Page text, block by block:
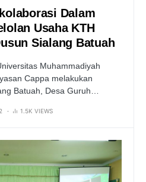
Dalam
Usaha KTH
Sialang Batuah
Muhammadiyah
Cappa melakukan
Batuah, Desa Guruh…
1.5K VIEWS